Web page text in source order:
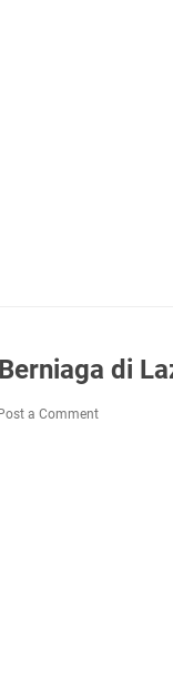
di
Post a Comment